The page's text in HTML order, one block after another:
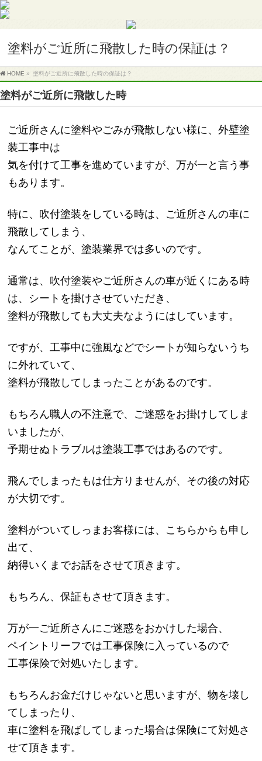
塗料がご近所に飛散した時の保証は？
HOME » 塗料がご近所に飛散した時の保証は？
塗料がご近所に飛散した時
ご近所さんに塗料やごみが飛散しない様に、外壁塗
装工事中は
気を付けて工事を進めていますが、万が一と言う事
もあります。
特に、吹付塗装をしている時は、ご近所さんの車に
飛散してしまう、
なんてことが、塗装業界では多いのです。
通常は、吹付塗装やご近所さんの車が近くにある時
は、シートを掛けさせていただき、
塗料が飛散しても大丈夫なようにはしています。
ですが、工事中に強風などでシートが知らないうち
に外れていて、
塗料が飛散してしまったことがあるのです。
もちろん職人の不注意で、ご迷惑をお掛けしてしま
いましたが、
予期せぬトラブルは塗装工事ではあるのです。
飛んでしまったもは仕方りませんが、その後の対応
が大切です。
塗料がついてしっまお客様には、こちらからも申し
出て、
納得いくまでお話をさせて頂きます。
もちろん、保証もさせて頂きます。
万が一ご近所さんにご迷惑をおかけした場合、
ペイントリーフでは工事保険に入っているので
工事保険で対処いたします。
もちろんお金だけじゃないと思いますが、物を壊し
てしまったり、
車に塗料を飛ばしてしまった場合は保険にて対処さ
せて頂きます。